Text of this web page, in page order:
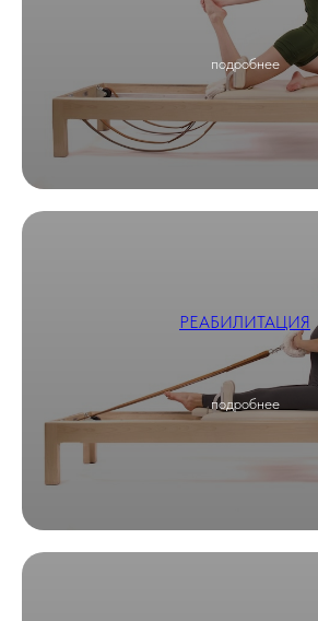
подробнее
РЕАБИЛИТАЦИЯ
подробнее